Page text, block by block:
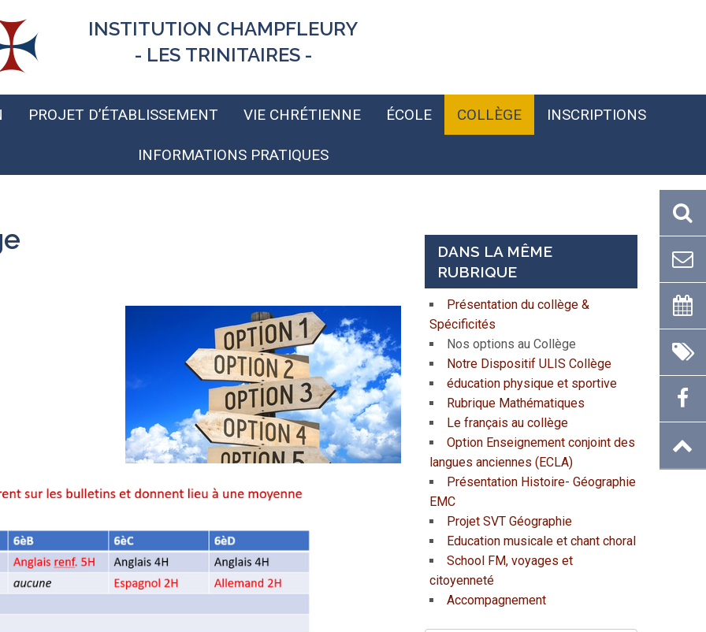
INSTITUTION CHAMPFLEURY
- LES TRINITAIRES -
PROJET D’ÉTABLISSEMENT VIE CHRÉTIENNE ÉCOLE COLLÈGE INSCRIPTIONS
INFORMATIONS PRATIQUES
DANS LA MÊME
RUBRIQUE
Présentation du collège &
Spécificités
Nos options au Collège
Notre Dispositif ULIS Collège
éducation physique et sportive
Rubrique Mathématiques
Le français au collège
Option Enseignement conjoint des
langues anciennes (ECLA)
Présentation Histoire- Géographie
EMC
Projet SVT Géographie
Education musicale et chant choral
School FM, voyages et
citoyenneté
Accompagnement